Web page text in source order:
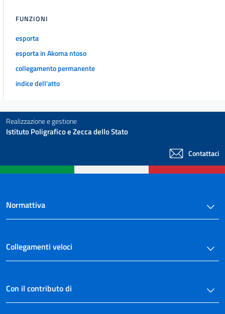
Obblighi di pubblicazione concernenti le prestazioni offerte e i
35
36
37
39
40
42
Capo VI
Vigilanza sull'attuazione delle disposizioni e sanzioni
FUNZIONI
esporta
esporta in Akoma ntoso
collegamento permanente
indice dell'atto
Realizzazione e gestione
Istituto Poligrafico e Zecca dello Stato
Contattaci
Normattiva
Collegamenti veloci
Con il contributo di